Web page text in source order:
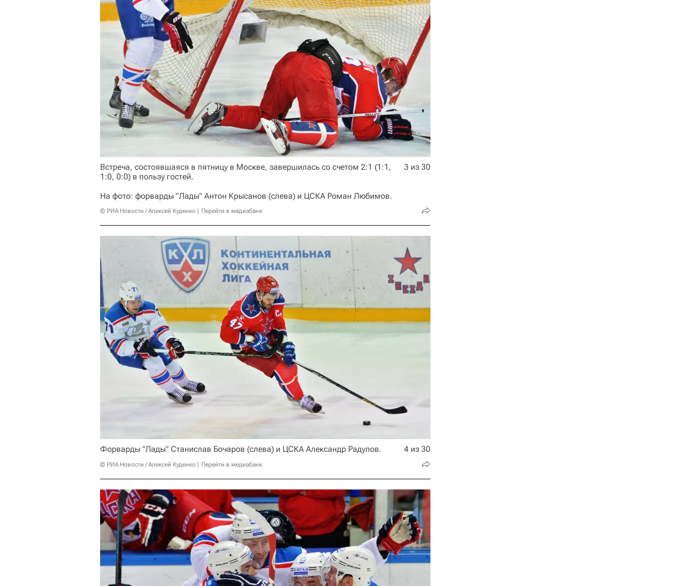
Встреча, состоявшаяся в пятницу в Москве, завершилась со счетом 2:1 (1:1,
1:0, 0:0) в пользу гостей.
На фото: форварды "Лады" Антон Крысанов (слева) и ЦСКА Роман Любимов.
© РИА Новости / Алексей Куденко Перейти в медиабанк
3 из 30
Форварды "Лады" Станислав Бочаров (слева) и ЦСКА Александр Радулов.
© РИА Новости / Алексей Куденко Перейти в медиабанк
4 из 30